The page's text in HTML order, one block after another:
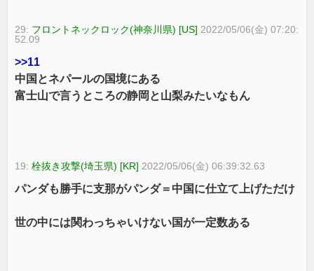
29: フロントネックロック(神奈川県) [US] 2022/05/06(金) 07:20:
52.09
>>11
中国とネパールの国境にある
富士山で言うところの静岡と山梨みたいなもん
19:栓抜き攻撃(埼玉県) [KR] 2022/05/06(金) 06:39:32.63
パンダも勝手に支那がパンダ＝中国に仕立て上げただけ
世の中には関わっちゃいけない国が一定数ある